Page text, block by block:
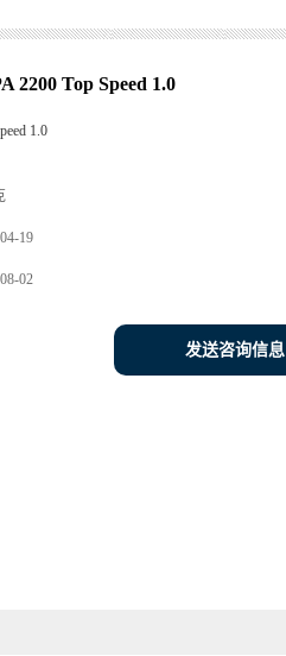
2200 Top Speed 1.0
1.0
19
02
发送咨询信息